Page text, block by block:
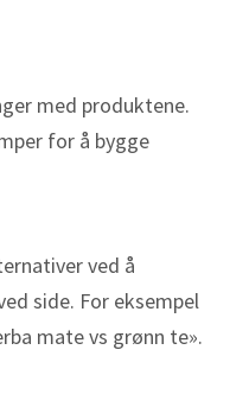
med produktene.
for å bygge
ved å
side. For eksempel
mate vs grønn te».